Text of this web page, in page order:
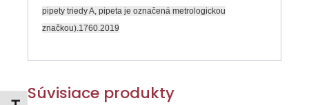
pipety triedy A, pipeta je označená metrologickou
značkou).1760.2019
Súvisiace produkty